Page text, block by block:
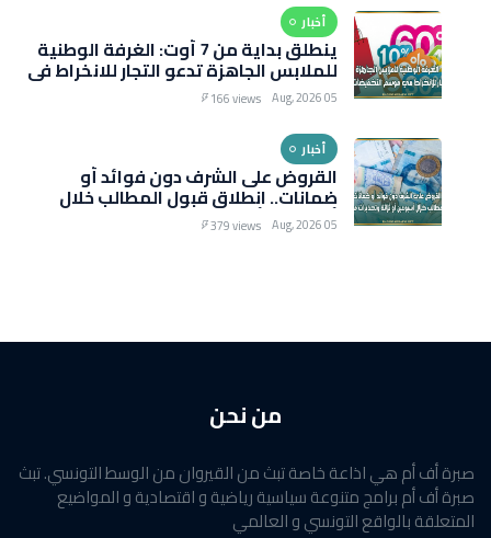
أخبار
ينطلق بداية من 7 أوت: الغرفة الوطنية
للملابس الجاهزة تدعو التجار للانخراط في
موسم التخفيضات الصيفية
05 Aug, 2026
166 views
أخبار
القروض على الشرف دون فوائد أو
ضمانات.. انطلاق قبول المطالب خلال
أسبوعين أو ثلاثة وتحذيرات من رسوم
خفيّة
05 Aug, 2026
379 views
من نحن
صبرة أف أم هي اذاعة خاصة تبث من القيروان من الوسط التونسي. تبث
صبرة أف أم برامج متنوعة سياسية رياضية و اقتصادية و المواضيع
المتعلقة بالواقع التونسي و العالمي